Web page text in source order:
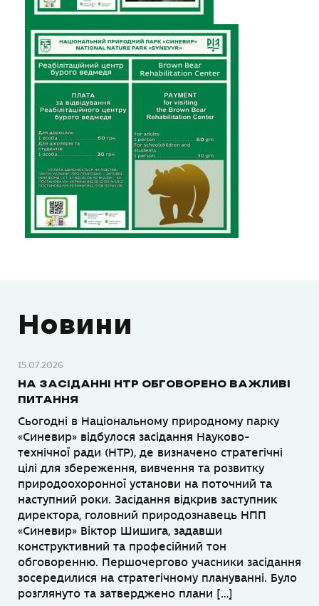
Новини
15.07.2026
НА ЗАСІДАННІ НТР ОБГОВОРЕНО ВАЖЛИВІ
ПИТАННЯ
Сьогодні в Національному природному парку
«Синевир» відбулося засідання Науково-
технічної ради (НТР), де визначено стратегічні
цілі для збереження, вивчення та розвитку
природоохоронної установи на поточний та
наступний роки. Засідання відкрив заступник
директора, головний природознавець НПП
«Синевир» Віктор Шишига, задавши
конструктивний та професійний тон
обговоренню. Першочергово учасники засідання
зосередилися на стратегічному плануванні. Було
розглянуто та затверджено плани […]